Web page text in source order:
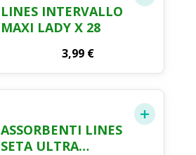
LINES INTERVALLO
MAXI LADY X 28
3,99 €
ASSORBENTI LINES
SETA ULTRA